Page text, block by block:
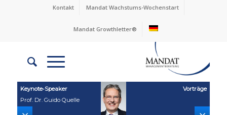
Kontakt Mandat Wachstums-Wochenstart
Mandat Growthletter®
Keynote‑Speaker
Prof. Dr. Guido Quelle
Vorträge